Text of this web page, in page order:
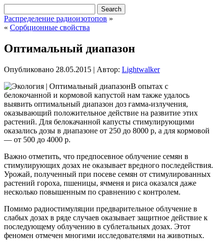
Распределение радиоизотопов »
« Сорбционные свойства
Оптимальный диапазон
Опубликовано 28.05.2015 | Автор: Lightwalker
В опытах с
белокочанной и кормовой капустой нам также удалось
выявить оптимальный диапазон доз гамма-излучения,
оказывающий положительное действие на развитие этих
растений. Для белокачанной капусты стимулирующими
оказались дозы в диапазоне от 250 до 8000 р, а для кормовой
— от 500 до 4000 р.
Важно отметить, что предпосевное облучение семян в
стимулирующих дозах не оказывает вредного последействия.
Урожай, полученный при посеве семян от стимулированных
растений гороха, пшеницы, ячменя и риса оказался даже
несколько повышенным по сравнению с контролем.
Помимо радиостимуляции предварительное облучение в
слабых дозах в ряде случаев оказывает защитное действие к
последующему облучению в сублетальных дозах. Этот
феномен отмечен многими исследователями на животных.